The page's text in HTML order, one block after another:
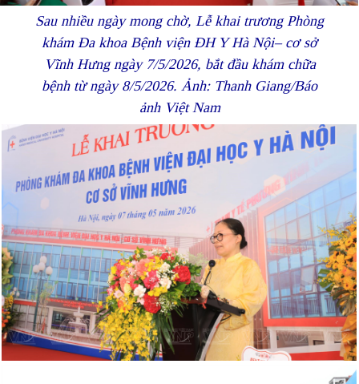
Sau nhiều ngày mong chờ, Lễ khai trương Phòng
khám Đa khoa Bệnh viện ĐH Y Hà Nội– cơ sở
Vĩnh Hưng ngày 7/5/2026, bắt đầu khám chữa
bệnh từ ngày 8/5/2026. Ảnh: Thanh Giang/Báo
ảnh Việt Nam